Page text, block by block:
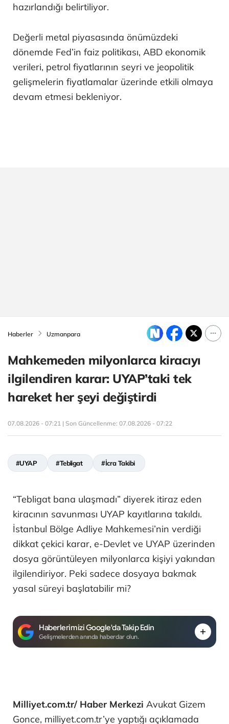
hazırlandığı belirtiliyor.
Değerli metal piyasasında önümüzdeki
dönemde Fed’in faiz politikası, ABD ekonomik
verileri, petrol fiyatlarının seyri ve jeopolitik
gelişmelerin fiyatlamalar üzerinde etkili olmaya
devam etmesi bekleniyor.
Haberler Uzmanpara
Mahkemeden milyonlarca kiracıyı
ilgilendiren karar: UYAP’taki tek
hareket her şeyi değiştirdi
07.08.2026 - 07:21 | Son Güncellenme: 07.08.2026 - 07:22
#UYAP #Tebligat #İcra Takibi
“Tebligat bana ulaşmadı” diyerek itiraz eden
kiracının savunması UYAP kayıtlarına takıldı.
İstanbul Bölge Adliye Mahkemesi’nin verdiği
dikkat çekici karar, e-Devlet ve UYAP üzerinden
dosya görüntüleyen milyonlarca kişiyi yakından
ilgilendiriyor. Peki sadece dosyaya bakmak
yasal süreyi başlatabilir mi?
Haberlerimizi Google'da Takip Edin
Gelişmelerden anında haberdar olun.
Milliyet.com.tr/ Haber Merkezi Avukat Gizem
Gonce, milliyet.com.tr’ye yaptığı açıklamada